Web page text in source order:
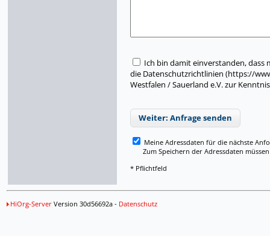
Ich bin damit einverstanden, dass
die Datenschutzrichtlinien (https://
Westfalen / Sauerland e.V. zur
Weiter: Anfrage senden
Meine Adressdaten für die nächste
Zum Speichern der Adressdaten müssen
* Pflichtfeld
HiOrg-ServerVersion 30d56692a - Datenschutz